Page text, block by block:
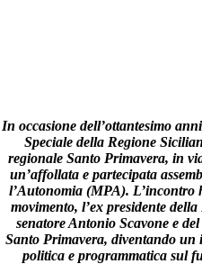
In occasione dell’ottantesimo
Speciale della Regione
regionale Santo Primavera, in
un’affollata e partecipata
l’Autonomia (MPA). L’incontro
movimento, l’ex presidente
senatore Antonio Scavone e
Santo Primavera, diventando un
politica e programmatica sul